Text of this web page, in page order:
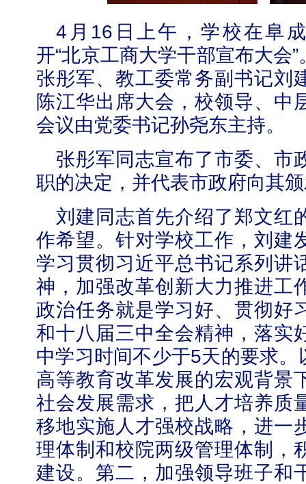
4 月 16 日
上午，学校在阜
开“北京工商大学干部宣布大会
张彤军、教工委常务副书记刘
陈江华出席大会，校领导、中
会议由党委书记孙尧东主持。
张彤军同志宣布了市委、市
职的决定，并代表市政府向其
刘建同志首先介绍了郑文红
作希望。针对学校工作，刘建
学习贯彻习近平总书记系列讲
神，加强改革创新大力推进工
政治任务就是学习好、贯彻好
和十八届三中全会精神，落实
中学习时间不少于5天的要求。
高等教育改革发展的宏观背景
社会发展需求，把人才培养质
移地实施人才强校战略，进一
理体制和校院两级管理体制，
建设。第二，加强领导班子和
学校志愿服务冬奥会和冬残奥会专题
北工商光影——2025年冬天